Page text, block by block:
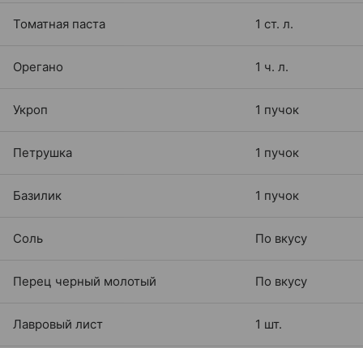
Томатная паста 1 ст. л.
Орегано 1 ч. л.
Укроп 1 пучок
Петрушка 1 пучок
Базилик 1 пучок
Соль По вкусу
Перец черный молотый По вкусу
Лавровый лист 1 шт.